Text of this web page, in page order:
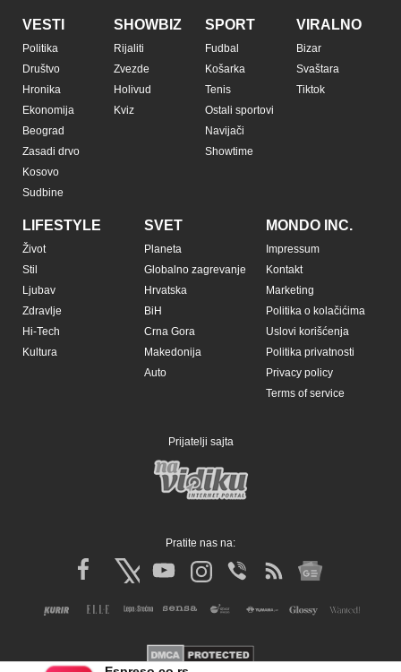
VESTI
Politika
Društvo
Hronika
Ekonomija
Beograd
Zasadi drvo
Kosovo
Sudbine
SHOWBIZ
Rijaliti
Zvezde
Holivud
Kviz
SPORT
Fudbal
Košarka
Tenis
Ostali sportovi
Navijači
Showtime
VIRALNO
Bizar
Svaštara
Tiktok
LIFESTYLE
Život
Stil
Ljubav
Zdravlje
Hi-Tech
Kultura
SVET
Planeta
Globalno zagrevanje
Hrvatska
BiH
Crna Gora
Makedonija
Auto
MONDO INC.
Impressum
Kontakt
Marketing
Politika o kolačićima
Uslovi korišćenja
Politika privatnosti
Privacy policy
Terms of service
Prijatelji sajta
Pratite nas na: